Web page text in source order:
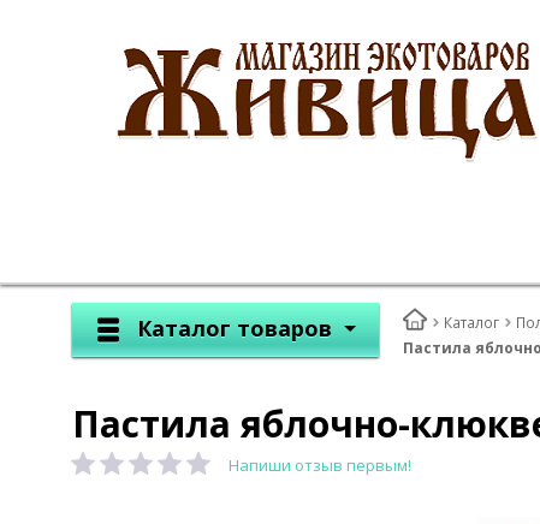
Каталог товаров Каталог
Пастила
Пастила яблочно-
Напиши отзыв первым!